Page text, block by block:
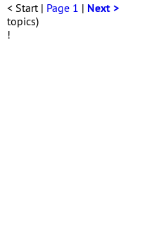
< Start | Page 1 | Next >
topics)
!